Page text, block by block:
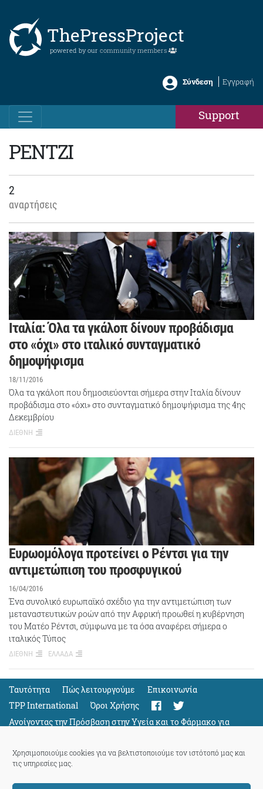
Χρησιμοποιούμε cookies για να βελτιστοποιούμε τον ιστότοπό μας και
τις υπηρεσίες μας.
ThePressProject
powered by our community members
Σύνδεση Εγγραφή
Support
ΡΕΝΤΖΙ
2
αναρτήσεις
Ιταλία: Όλα τα γκάλοπ δίνουν προβάδισμα
στο «όχι» στο ιταλικό συνταγματικό
δημοψήφισμα
18/11/2016
Όλα τα γκάλοπ που δημοσιεύονται σήμερα στην Ιταλία δίνουν
προβάδισμα στο «όχι» στο συνταγματικό δημοψήφισμα της 4ης
Δεκεμβρίου
ΔΙΕΘΝΗ
Ευρωομόλογα προτείνει ο Ρέντσι για την
αντιμετώπιση του προσφυγικού
16/04/2016
Ένα συνολικό ευρωπαϊκό σχέδιο για την αντιμετώπιση των
μεταναστευτικών ροών από την Αφρική προωθεί η κυβέρνηση
του Ματέο Ρέντσι, σύμφωνα με τα όσα αναφέρει σήμερα ο
ιταλικός Τύπος
ΔΙΕΘΝΗ ΕΛΛΑΔΑ
Ταυτότητα Πώς λειτουργούμε
Eπικοινωνία
TPP International
Όροι Χρήσης
Ανοίγοντας την Πρόσβαση στην Υγεία και το Φάρμακο για
Όλους
Support